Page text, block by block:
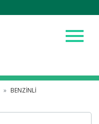
menu
BENZİNLİ